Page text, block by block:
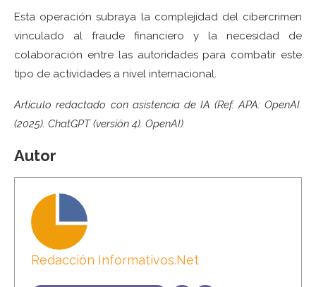
Esta operación subraya la complejidad del cibercrimen
vinculado al fraude financiero y la necesidad de
colaboración entre las autoridades para combatir este
tipo de actividades a nivel internacional.
Artículo redactado con asistencia de IA (Ref. APA: OpenAI.
(2025). ChatGPT (versión 4). OpenAI).
Autor
Redacción Informativos.Net